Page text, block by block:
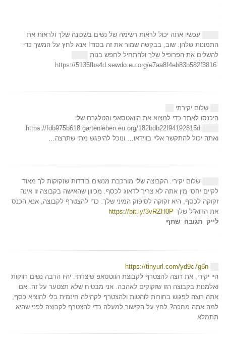
עכשיו אתה יכול לראות רשימה של נשים בשכונה שלך ולראות את
התמונות שלהן. שוב, בבקשה שמור את זה בסוד! אנא לחץ על המשך כדי
להשלים את הפרופיל שלך ולהתחיל לחפש בנות
שלום יקירתי
היכנסו לאתר כדי למצוא את הוואטסאפ והטלגרם שלי
ואתה יכול להתקשר אליי בווידאו… ונוכל להיפגש מתי שתרצה…
שלום יקירי. הקבוצה שלי מורכבת מנשים בודדות שזקוקות לך מאוד
לקיים יחסי מין אתה לא צריך לדאוג לכסף. מכיוון שהאישה בקבוצה זו אינה
זקוקה לכסף, היא זקוקה לסיפוק המיני שלך. כדי להצטרף לקבוצה, אנא הכנס
את הדוא”ל שלך https://bit.ly/3vRZH0P
לייק תגובה שתף
https://tinyurl.com/yd9c7g6n
היי יקירי, את רוצה להצטרף לקבוצת הווטסאפ שיצרתי. יהיו הרבה נשים רווקות
ואלמנות בקבוצה הזו שזקוקים לאהבה. אני מבטיח שלא תצטער על זה. אם
אתה רוצה לפגוש בחורות לוהטות ולהצטרף לקהילה חינמית בלי להוציא כסף,
למה אתה מחכה? לחץ על הקישור למעלה כדי להצטרף לקבוצה לפני שהיא
תתמלא